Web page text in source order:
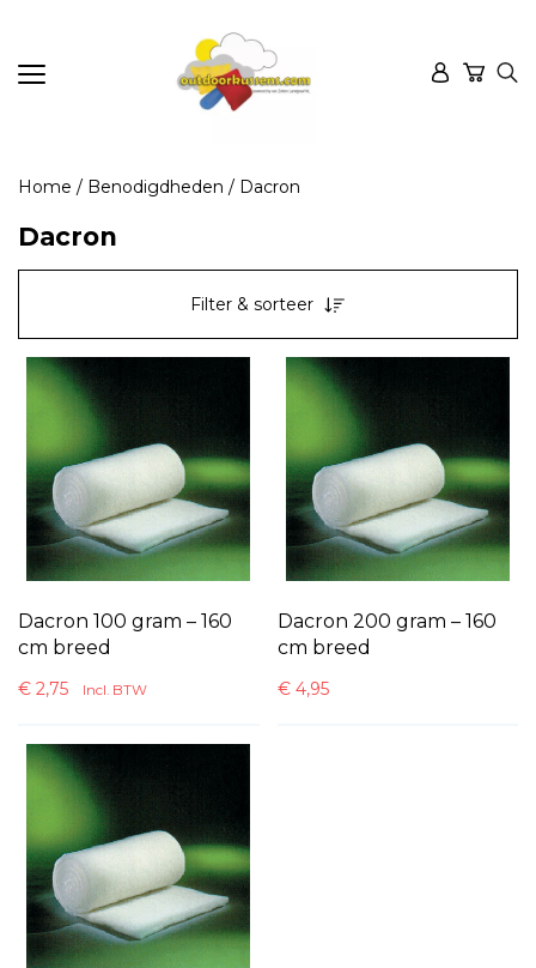
Home / Benodigdheden / Dacron
Dacron
Filter & sorteer
Dacron 100 gram – 160
cm breed
€ 2,75 Incl. BTW
Dacron 200 gram – 160
cm breed
€4,95